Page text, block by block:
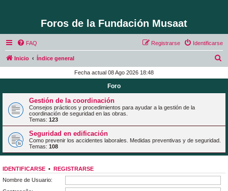
Foros de la Fundación Musaat
FAQ Identificarse
Registrarse
Inicio Índice general
c
Fecha actual 08 Ago 2026 18:48
Foro
Gestión de la coordinación
Consejos prácticos y procedimientos para ayudar a la gestión de la
coordinación de seguridad en las obras.
Temas: 123
Seguridad en edificación
Como prevenir los accidentes laborales. Medidas preventivas y de seguridad.
Temas: 108
IDENTIFICARSE • REGISTRARSE
Nombre de Usuario: